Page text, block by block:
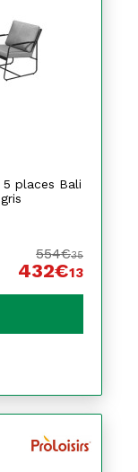
places Bali
554€35
432€13